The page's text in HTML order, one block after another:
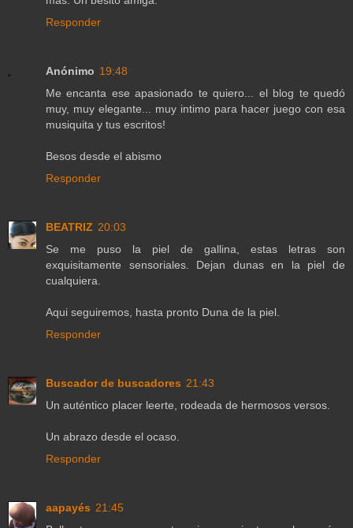
Responder
Anónimo 19:48
Me encanta ese apasionado te quiero... el blog te quedó
muy, muy elegante... muy intimo para hacer juego con esa
musiquita y tus escritos!
Besos desde el abismo
Responder
BEATRIZ 20:03
Se me puso la piel de gallina, estas letras son
exquisitamente sensoriales. Dejan dunas en la piel de
cualquiera.
Aqui seguiremos, hasta pronto Duna de la piel.
Responder
Buscador de buscadores 21:43
Un auténtico placer leerte, rodeada de hermosos versos.
Un abrazo desde el ocaso.
Responder
aapayés 21:45